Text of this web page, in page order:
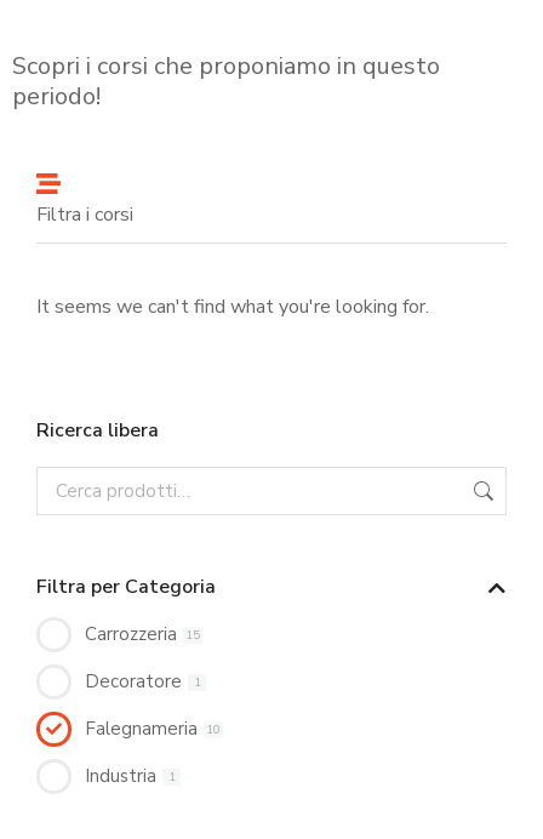
Scopri i corsi che proponiamo in questo
periodo!
Filtra i corsi
It seems we can't find what you're looking for.
Ricerca libera
Filtra per Categoria
Carrozzeria 15
Decoratore 1
Falegnameria 10
Industria 1